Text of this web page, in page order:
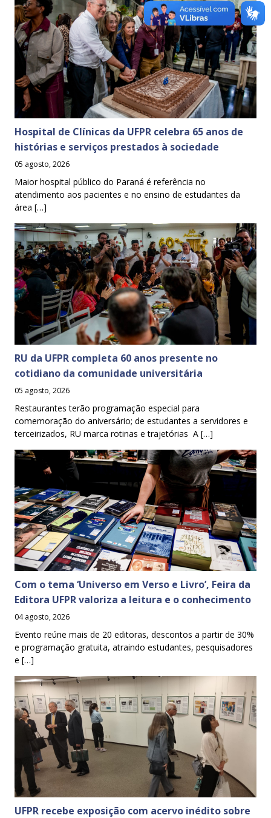
Hospital de Clínicas da UFPR celebra 65 anos de
histórias e serviços prestados à sociedade
05 agosto, 2026
Maior hospital público do Paraná é referência no
atendimento aos pacientes e no ensino de estudantes da
área […]
RU da UFPR completa 60 anos presente no
cotidiano da comunidade universitária
05 agosto, 2026
Restaurantes terão programação especial para
comemoração do aniversário; de estudantes a servidores e
terceirizados, RU marca rotinas e trajetórias A […]
Com o tema ‘Universo em Verso e Livro’, Feira da
Editora UFPR valoriza a leitura e o conhecimento
04 agosto, 2026
Evento reúne mais de 20 editoras, descontos a partir de 30%
e programação gratuita, atraindo estudantes, pesquisadores
e […]
UFPR recebe exposição com acervo inédito sobre